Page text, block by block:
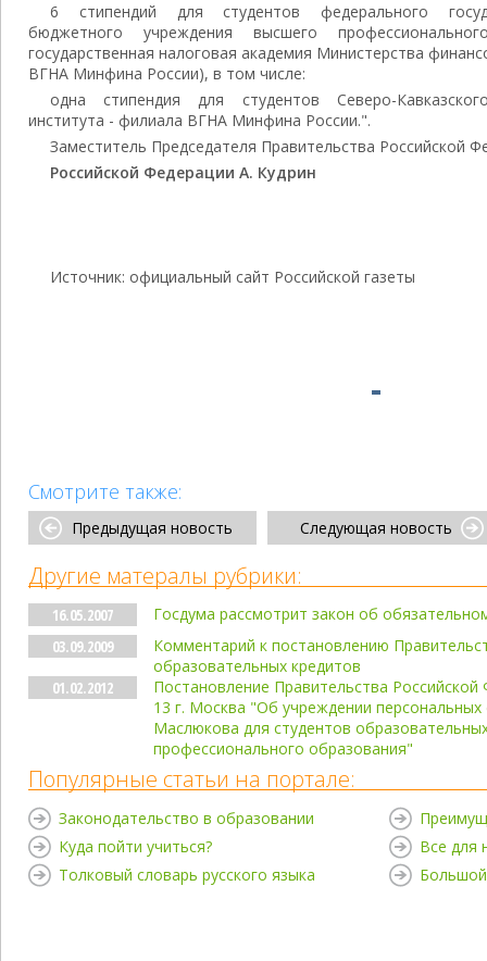
6 стипендий для студентов федерального
бюджетного учреждения высшего
государственная налоговая академия Министерства
ВГНА Минфина России), в том числе:
одна стипендия для студентов Северо-
института - филиала ВГНА Минфина России.".
Заместитель Председателя Правительства Российской
Российской Федерации А. Кудрин
Источник: официальный сайт Российской газеты
Смотрите также:
Предыдущая новость Следующая новость
Другие матералы рубрики:
16.05.2007
Госдума рассмотрит закон об
03.09.2009
Комментарий к постановлению
образовательных кредитов
01.02.2012
Постановление Правительства
13 г. Москва "Об учреждении
Маслюкова для студентов
профессионального образования"
Популярные статьи на портале:
Законодательство в образовании
Куда пойти учиться?
Толковый словарь русского языка
Все для
Большой